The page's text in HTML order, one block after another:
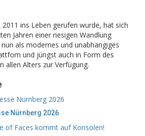
ins Leben gerufen wurde, hat sich
Jahren einer riesigen Wandlung
als modernes und unabhängiges
und jüngst auch in Form des
allen Alters zur Verfügung.
Nürnberg 2026